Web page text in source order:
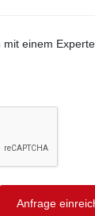
einem
Anfrage